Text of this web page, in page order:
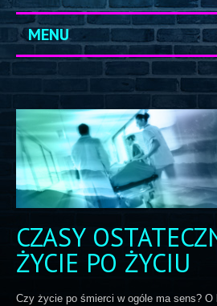
MENU
START
ARCHIWUM
KONTAKT
LOGOWANIE
CZASY
ŻYCIE PO ŻYCIU
Czy życie po śmierci w ogóle ma sens? O